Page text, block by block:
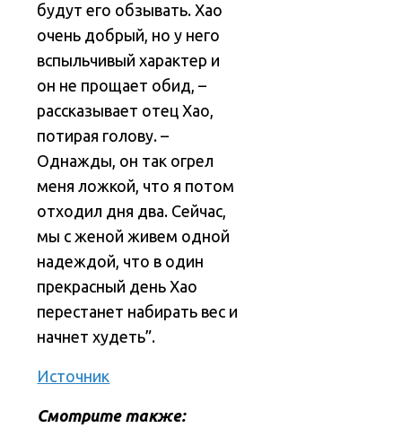
будут его обзывать. Хао
очень добрый, но у него
вспыльчивый характер и
он не прощает обид, –
рассказывает отец Хао,
потирая голову. –
Однажды, он так огрел
меня ложкой, что я потом
отходил дня два. Сейчас,
мы с женой живем одной
надеждой, что в один
прекрасный день Хао
перестанет набирать вес и
начнет худеть”.
Источник
Смотрите также: